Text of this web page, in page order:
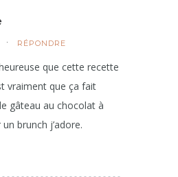
RÉPONDRE
que cette recette
vraiment que ça fait
gâteau au chocolat à
brunch j’adore.